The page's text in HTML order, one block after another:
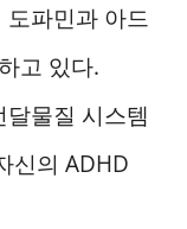
파민과 아드
고 있다.
물질 시스템
신의 ADHD